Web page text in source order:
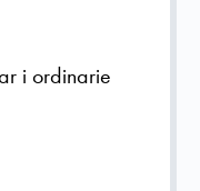
i ordinarie